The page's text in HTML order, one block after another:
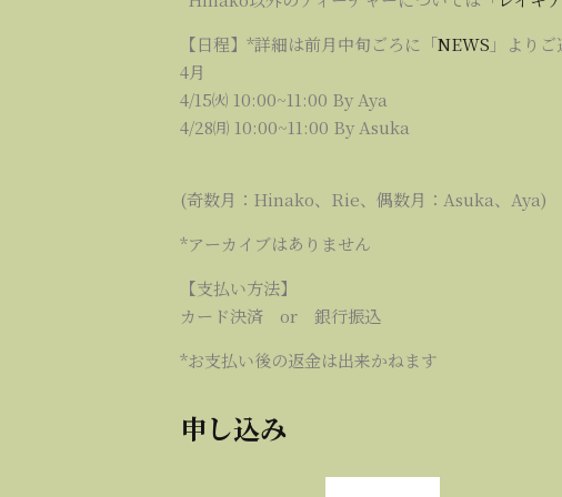
【日程】*詳細は前月中旬ごろに「NEWS 」よりご
4月
4/15㈫ 10:00~11:00 By Aya
4/28㈪ 10:00~11:00 By Asuka
(奇数月：Hinako、Rie、偶数月：Asuka、Aya)
*アーカイブはありません
【支払い方法】
カード決済 or 銀行振込
*お支払い後の返金は出来かねます
申し込み